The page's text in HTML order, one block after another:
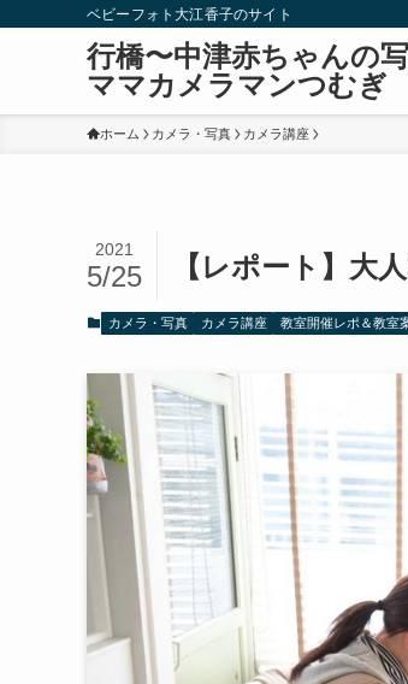
ベビーフォト大江香子のサイト
行橋〜中津赤ちゃんの
ママカメラマンつむぎ
ホーム カメラ・写真 カメラ講座
【レポート】大
2021
5/25
カメラ・写真 カメラ講座 教室開催レポ＆教室